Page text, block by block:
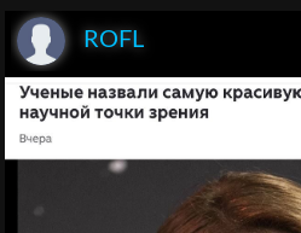
ROFL